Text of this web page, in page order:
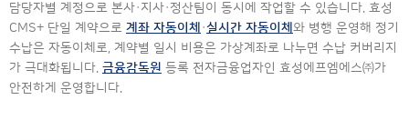
담당자별 계정으로 본사·지사·정산팀이 동시에 작업할 수 있습니다. 효성
CMS+ 단일 계약으로 계좌 자동이체 ·실시간 자동이체 와 병행 운영해 정기
수납은 자동이체로, 계약별 일시 비용은 가상계좌로 나누면 수납 커버리지
가 극대화됩니다. 금융감독원 등록 전자금융업자인 효성에프엠에스㈜가
안전하게 운영합니다.